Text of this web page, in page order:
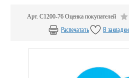
Арт. C1200-76 Оценка покупателей
Распечатать В закладки